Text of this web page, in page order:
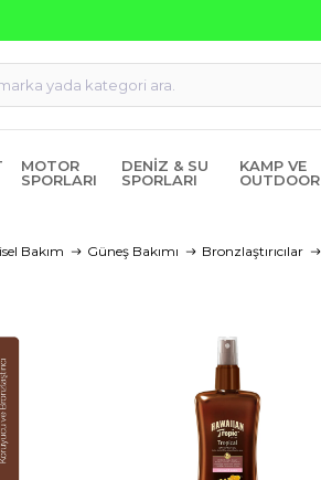
MOTOR
SPORLARI
DENIZ & SU
SPORLARI
KAMP VE
OUTDOOR
Bakım Güneş Bakımı Bronzlaştırıcılar